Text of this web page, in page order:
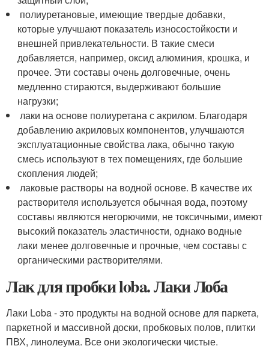
полиуретановые, имеющие твердые добавки,
которые улучшают показатель износостойкости и
внешней привлекательности. В такие смеси
добавляется, например, оксид алюминия, крошка, и
прочее. Эти составы очень долговечные, очень
медленно стираются, выдерживают большие
нагрузки;
лаки на основе полиуретана с акрилом. Благодаря
добавлению акриловых компонентов, улучшаются
эксплуатационные свойства лака, обычно такую
смесь используют в тех помещениях, где большие
скопления людей;
лаковые растворы на водной основе. В качестве их
растворителя используется обычная вода, поэтому
составы являются негорючими, не токсичными, имеют
высокий показатель эластичности, однако водные
лаки менее долговечные и прочные, чем составы с
органическими растворителями.
Лак для пробки loba. Лаки Лоба
Лаки Loba - это продукты на водной основе для паркета,
паркетной и массивной доски, пробковых полов, плитки
ПВХ, линолеума. Все они экологически чистые.